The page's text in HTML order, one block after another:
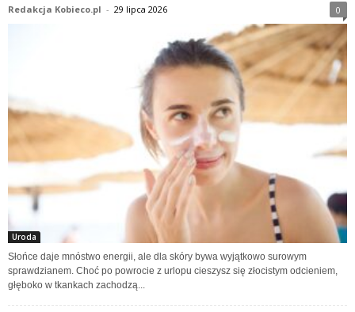
Redakcja Kobieco.pl - 29 lipca 2026 0
Uroda
Słońce daje mnóstwo energii, ale dla skóry bywa wyjątkowo surowym
sprawdzianem. Choć po powrocie z urlopu cieszysz się złocistym odcieniem,
głęboko w tkankach zachodzą...